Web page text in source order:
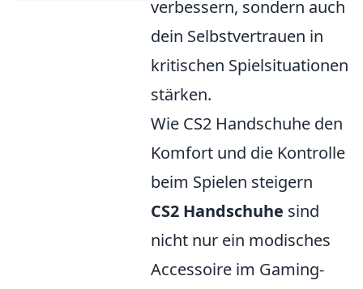
verbessern, sondern auch
dein Selbstvertrauen in
kritischen Spielsituationen
stärken.
Wie CS2 Handschuhe den
Komfort und die Kontrolle
beim Spielen steigern
CS2 Handschuhe sind
nicht nur ein modisches
Accessoire im Gaming-